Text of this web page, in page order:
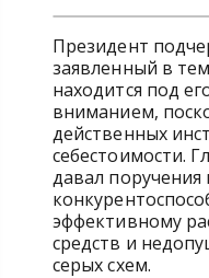
Президент
заявленный в
находится под
вниманием,
действенных
себестоимости.
давал
эффективному
средств и
серых схем.